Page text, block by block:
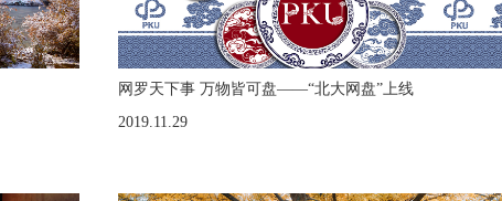
网罗天下事 万物皆可盘——“北大网盘”上线
2019.11.29